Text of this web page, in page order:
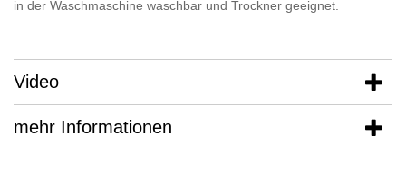
in der Waschmaschine waschbar und Trockner geeignet.
Video
mehr Informationen